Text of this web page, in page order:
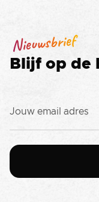
Nieuwsbrief
Blijf op de